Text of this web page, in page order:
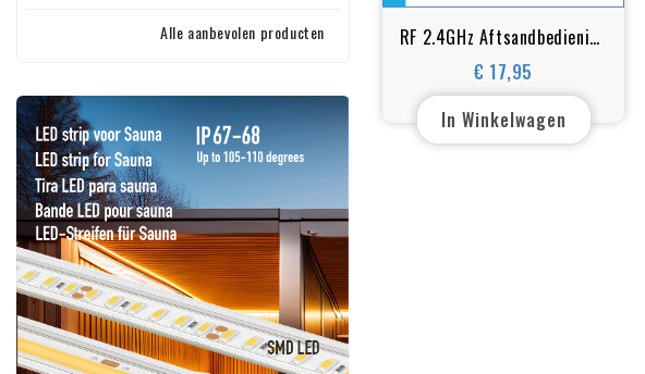
Alle aanbevolen producten
RF 2.4GHz Aftsandbediening
voor DIM/RGB/RGBW
Controller
€ 17,95
Prijs
In Winkelwagen